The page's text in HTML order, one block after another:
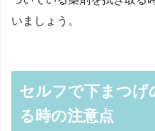
いましょう。
セルフで下まつげ
る時の注意点